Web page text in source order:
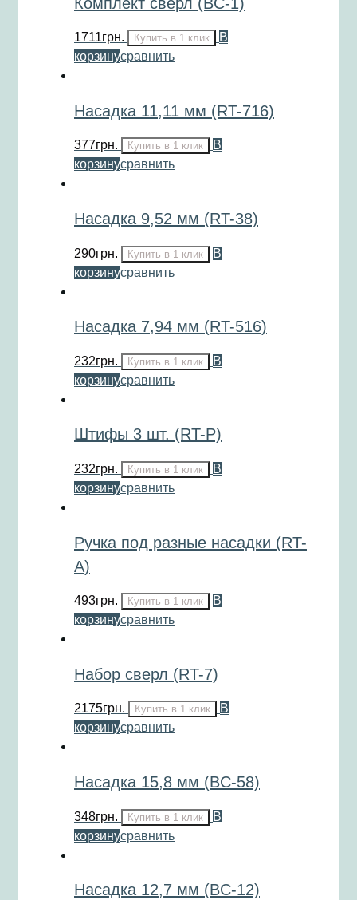
1711грн. Купить в 1 клик
В
корзинусравнить
Насадка 11,11 мм (RT-716)
377грн. Купить в 1 клик
В
корзинусравнить
Насадка 9,52 мм (RT-38)
290грн. Купить в 1 клик
В
корзинусравнить
Насадка 7,94 мм (RT-516)
232грн. Купить в 1 клик
В
корзинусравнить
Штифы 3 шт. (RT-P)
232грн. Купить в 1 клик
В
корзинусравнить
Ручка под разные насадки (RT-
A)
493грн. Купить в 1 клик
В
корзинусравнить
Набор сверл (RT-7)
2175грн. Купить в 1 клик
В
корзинусравнить
Насадка 15,8 мм (BC-58)
348грн. Купить в 1 клик
В
корзинусравнить
Насадка 12,7 мм (BC-12)